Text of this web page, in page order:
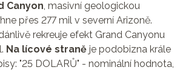
Canyon, masivní geologickou
přes 277 mil v severní Arizoně.
rekreuje efekt Grand Canyonu
Na lícové straně je podobizna krále
"25 DOLARŮ" - nominální hodnota,